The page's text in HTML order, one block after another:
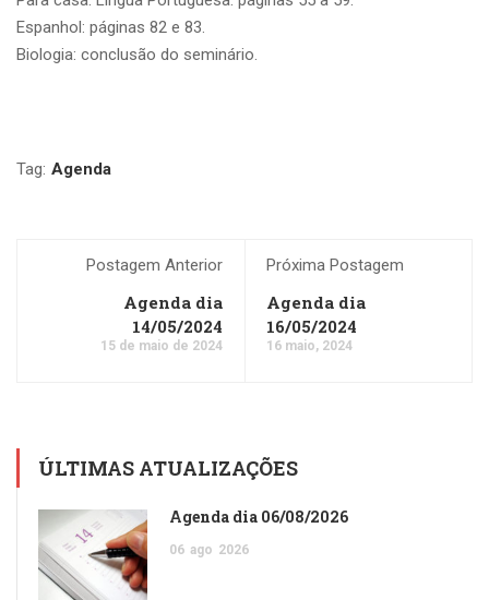
Espanhol: páginas 82 e 83.
Biologia: conclusão do seminário.
Tag: Agenda
Postagem Anterior
Agenda dia
14/05/2024
15 de maio de 2024
Próxima Postagem
Agenda dia
16/05/2024
16 maio, 2024
ÚLTIMAS ATUALIZAÇÕES
Agenda dia 06/08/2026
06 ago 2026